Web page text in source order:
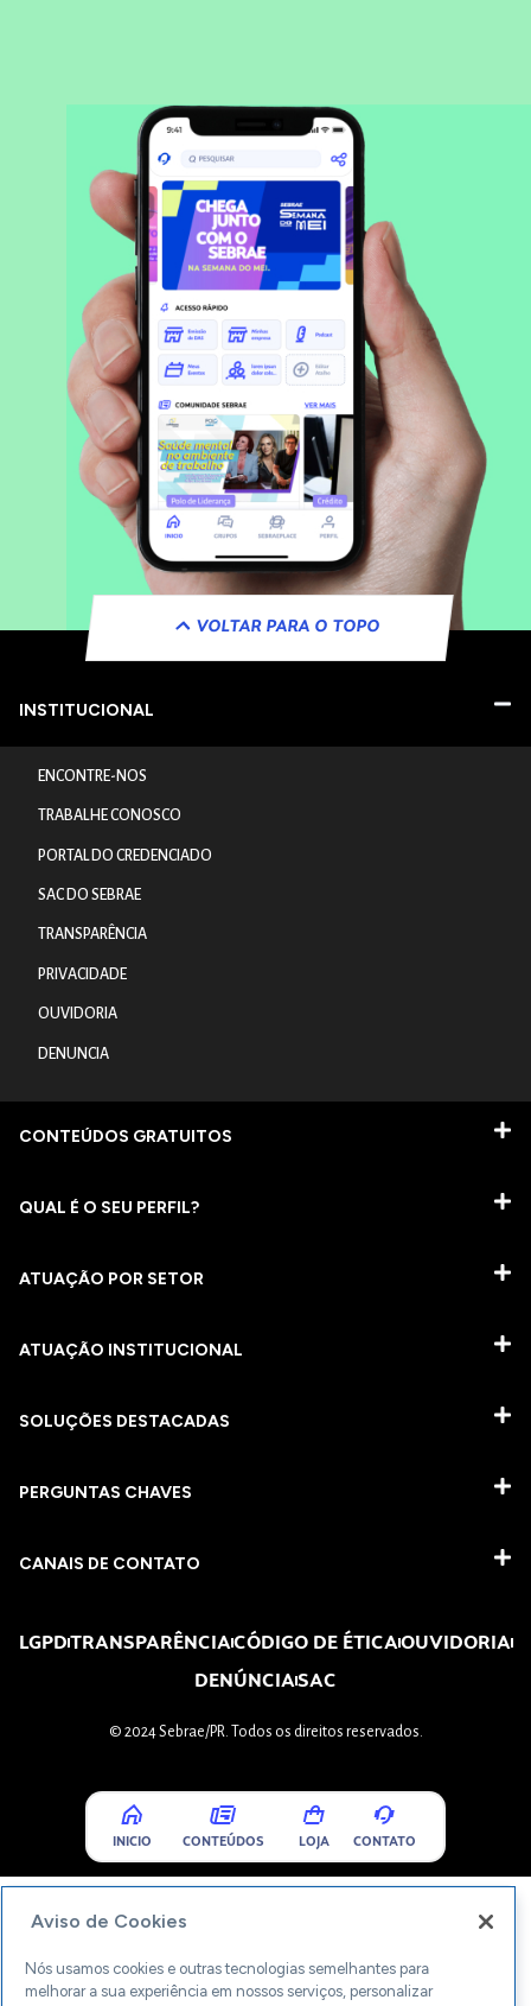
VOLTAR PARA O TOPO
INSTITUCIONAL
ENCONTRE-NOS
TRABALHE CONOSCO
PORTAL DO CREDENCIADO
SAC DO SEBRAE
TRANSPARÊNCIA
PRIVACIDADE
OUVIDORIA
DENUNCIA
CONTEÚDOS GRATUITOS
QUAL É O SEU PERFIL?
ATUAÇÃO POR SETOR
ATUAÇÃO INSTITUCIONAL
SOLUÇÕES DESTACADAS
PERGUNTAS CHAVES​
CANAIS DE CONTATO
LGPDTRANSPARÊNCIACÓDIGO DE ÉTICAOUVIDORIA
DENÚNCIASAC
© 2024 Sebrae/PR. Todos os direitos reservados.
INICIO CONTEÚDOS LOJA CONTATO
Aviso de Cookies
Nós usamos cookies e outras tecnologias semelhantes para
melhorar a sua experiência em nossos serviços, personalizar